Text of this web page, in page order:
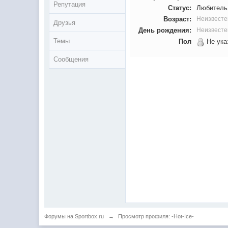
Репутация
Друзья
Темы
Сообщения
Статус:
Любитель
Возраст:
День рождения:
Пол Не
Форумы на Sportbox.ru → Просмотр профиля: -Hot-Ice-